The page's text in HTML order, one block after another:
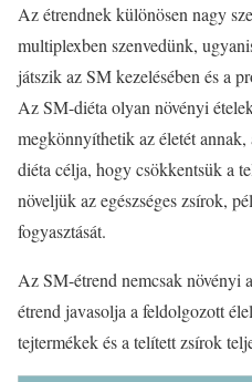
Az étrendnek különösen nagy
multiplexben szenvedünk,
játszik az SM kezelésében és a
Az SM-diéta olyan növényi
megkönnyíthetik az életét
diéta célja, hogy csökkentsük a
növeljük az egészséges zsírok,
fogyasztását.
Az SM-étrend nemcsak növényi
étrend javasolja a feldolgozott
tejtermékek és a telített zsírok